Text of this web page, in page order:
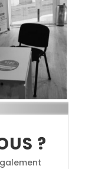
?